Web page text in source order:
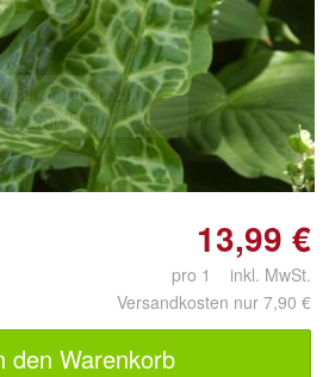
antippen zum
vergrößern
13,99 €
pro 1 inkl. MwSt.
Versandkosten nur 7,90 €
den Warenkorb